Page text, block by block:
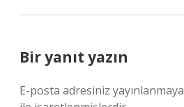
Bir yanıt yazın
E-posta adresiniz